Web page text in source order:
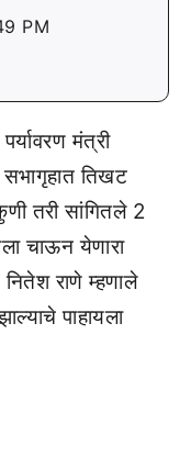
PM
मंत्री
तिखट
तरी सांगितले 2
चाऊन येणारा
राणे म्हणाले
पाहायला